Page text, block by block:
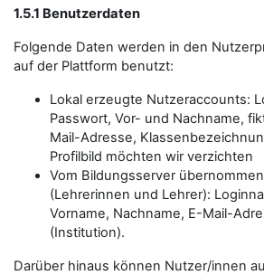
1.5.1 Benutzerdaten
Folgende Daten werden in den
auf der Plattform benutzt:
Lokal erzeugte Nutzeraccounts:
Passwort, Vor- und Nachname,
Mail-Adresse,
Profilbild möchten wir verzichten
Vom Bildungsserver
(Lehrerinnen und Lehrer):
Vorname, Nachname, E-Mail-
(Institution).
Darüber hinaus können Nutzer/innen